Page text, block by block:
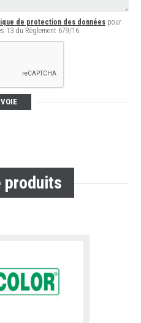
de protection des données pour
13 du Règlement 679/16.
produits